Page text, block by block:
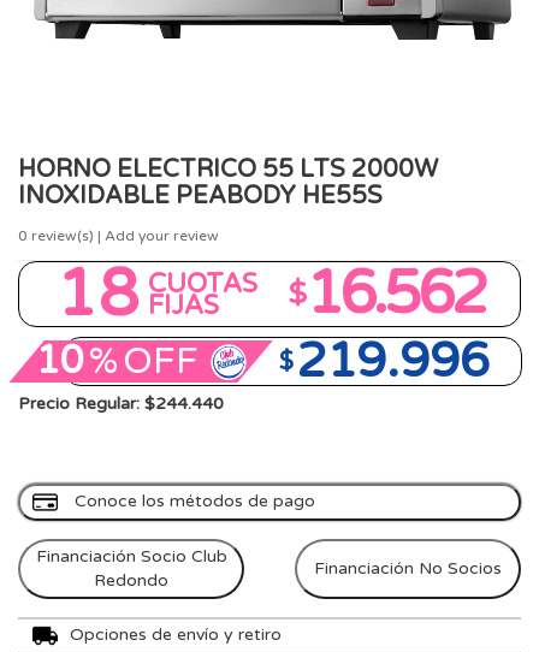
HORNO ELECTRICO 55 LTS 2000W
INOXIDABLE PEABODY HE55S
0 review(s) | Add your review
18 CUOTAS
FIJAS $16.562
10%OFF $ 219.996
Precio Regular: $244.440
Conoce los métodos de pago
Financiación Socio Club
Redondo
Financiación No Socios
Opciones de envío y retiro